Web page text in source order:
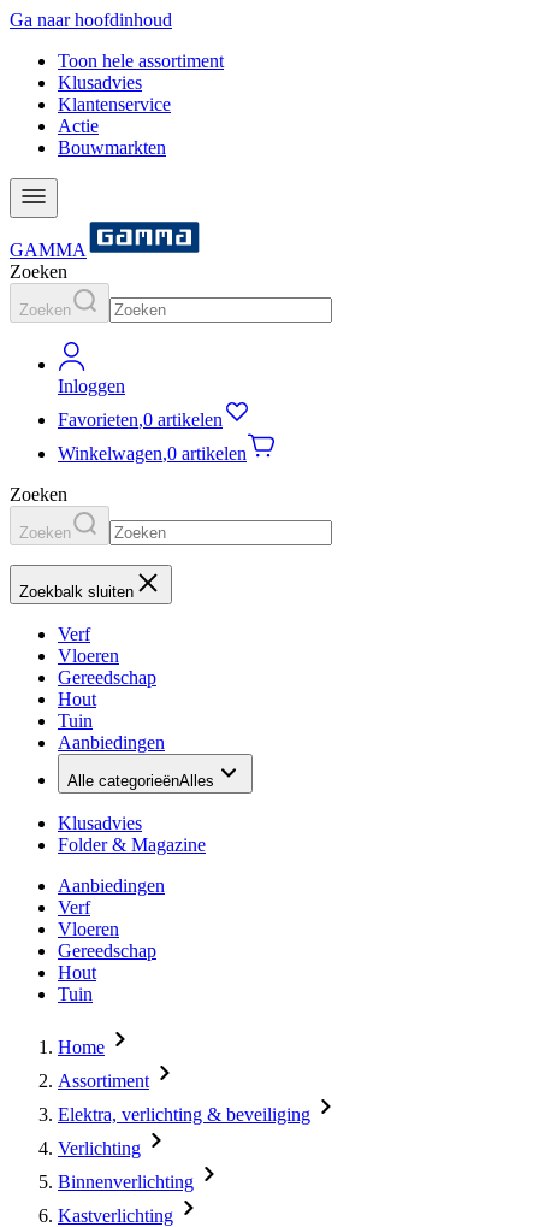
Ga naar hoofdinhoud
Toon hele assortiment
Klusadvies
Klantenservice
Actie
Bouwmarkten
GAMMA
Zoeken
Zoeken
Inloggen
Favorieten,0 artikelen
Winkelwagen,0 artikelen
Zoeken
Zoeken
Zoekbalk sluiten
Verf
Vloeren
Gereedschap
Hout
Tuin
Aanbiedingen
Alle categorieënAlles
Klusadvies
Folder & Magazine
Aanbiedingen
Verf
Vloeren
Gereedschap
Hout
Tuin
Home
Assortiment
Elektra, verlichting & beveiliging
Verlichting
Binnenverlichting
Kastverlichting